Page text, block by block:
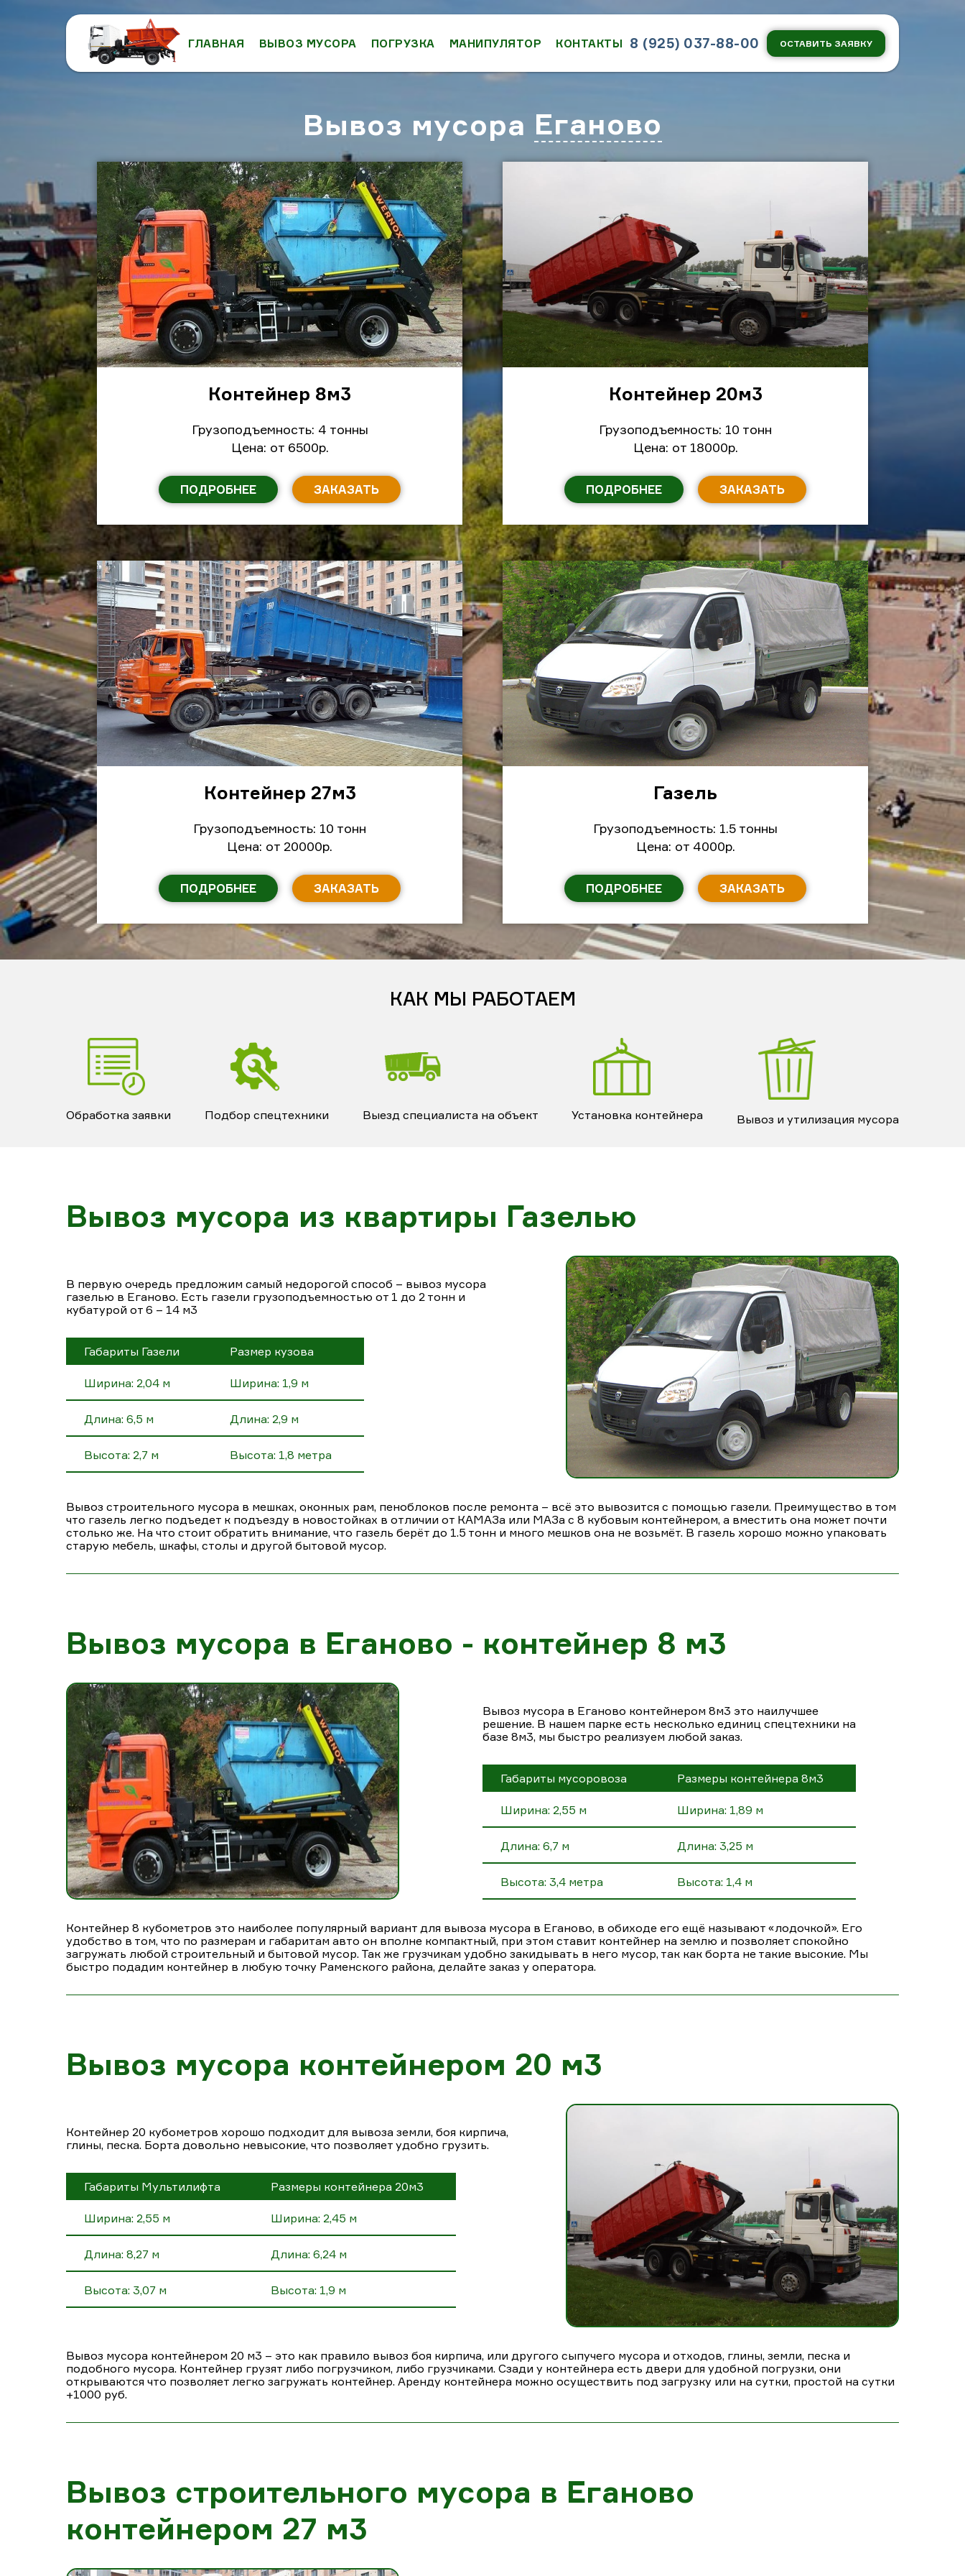
ГЛАВНАЯ ВЫВОЗ МУСОРА ПОГРУЗКА МАНИПУЛЯТОР КОНТАКТЫ 8 (925) 037-88-00 ОСТАВИТЬ ЗАЯВКУ
Вывоз мусора Еганово
Контейнер 8м3
Грузоподъемность: 4 тонны
Цена: от 6500р.
ПОДРОБНЕЕ ЗАКАЗАТЬ
Контейнер 20м3
Грузоподъемность: 10 тонн
Цена: от 18000р.
ПОДРОБНЕЕ ЗАКАЗАТЬ
Контейнер 27м3
Грузоподъемность: 10 тонн
Цена: от 20000р.
ПОДРОБНЕЕ ЗАКАЗАТЬ
Газель
Грузоподъемность: 1.5 тонны
Цена: от 4000р.
ПОДРОБНЕЕ ЗАКАЗАТЬ
КАК МЫ РАБОТАЕМ
Обработка заявки Подбор спецтехники Выезд специалиста на объект Установка контейнера Вывоз и утилизация мусора
Вывоз мусора из квартиры Газелью
В первую очередь предложим самый недорогой способ – вывоз мусора
газелью в Еганово. Есть газели грузоподъемностью от 1 до 2 тонн и
кубатурой от 6 – 14 м3
Габариты Газели
Ширина: 2,04 м
Длина: 6,5 м
Высота: 2,7 м
Размер кузова
Ширина: 1,9 м
Длина: 2,9 м
Высота: 1,8 метра
Вывоз строительного мусора в мешках, оконных рам, пеноблоков после ремонта – всё это вывозится с помощью газели. Преимущество в том
что газель легко подъедет к подъезду в новостойках в отличии от КАМАЗа или МАЗа с 8 кубовым контейнером, а вместить она может почти
столько же. На что стоит обратить внимание, что газель берёт до 1.5 тонн и много мешков она не возьмёт. В газель хорошо можно упаковать
старую мебель, шкафы, столы и другой бытовой мусор.
Вывоз мусора в Еганово - контейнер 8 м3
Вывоз мусора в Еганово контейнером 8м3 это наилучшее
решение. В нашем парке есть несколько единиц спецтехники на
базе 8м3, мы быстро реализуем любой заказ.
Габариты мусоровоза
Ширина: 2,55 м
Длина: 6,7 м
Высота: 3,4 метра
Размеры контейнера 8м3
Ширина: 1,89 м
Длина: 3,25 м
Высота: 1,4 м
Контейнер 8 кубометров это наиболее популярный вариант для вывоза мусора в Еганово, в обиходе его ещё называют «лодочкой». Его
удобство в том, что по размерам и габаритам авто он вполне компактный, при этом ставит контейнер на землю и позволяет спокойно
загружать любой строительный и бытовой мусор. Так же грузчикам удобно закидывать в него мусор, так как борта не такие высокие. Мы
быстро подадим контейнер в любую точку Раменского района, делайте заказ у оператора.
Вывоз мусора контейнером 20 м3
Контейнер 20 кубометров хорошо подходит для вывоза земли, боя кирпича,
глины, песка. Борта довольно невысокие, что позволяет удобно грузить.
Габариты Мультилифта
Ширина: 2,55 м
Длина: 8,27 м
Высота: 3,07 м
Размеры контейнера 20м3
Ширина: 2,45 м
Длина: 6,24 м
Высота: 1,9 м
Вывоз мусора контейнером 20 м3 – это как правило вывоз боя кирпича, или другого сыпучего мусора и отходов, глины, земли, песка и
подобного мусора. Контейнер грузят либо погрузчиком, либо грузчиками. Сзади у контейнера есть двери для удобной погрузки, они
открываются что позволяет легко загружать контейнер. Аренду контейнера можно осуществить под загрузку или на сутки, простой на сутки
+1000 руб.
Вывоз строительного мусора в Еганово
контейнером 27 м3